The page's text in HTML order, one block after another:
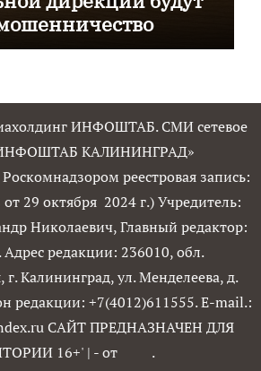
ИНФОШТАБ. СМИ сетевое
КАЛИНИНГРАД»
реестровая запись:
29 октября 2024 г.) Учредитель:
Николаевич, Главный редактор:
редакции: 236010, обл.
г. Калининград, ул. Менделеева, д.
редакции: +7(4012)611555. E-mail.:
САЙТ ПРЕДНАЗНАЧЕН ДЛЯ
16+' | - от .